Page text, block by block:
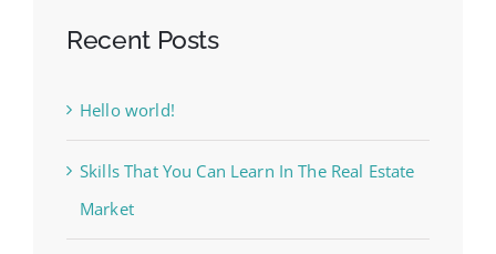
Recent Posts
Hello world!
Skills That You Can Learn In The Real Estate
Market